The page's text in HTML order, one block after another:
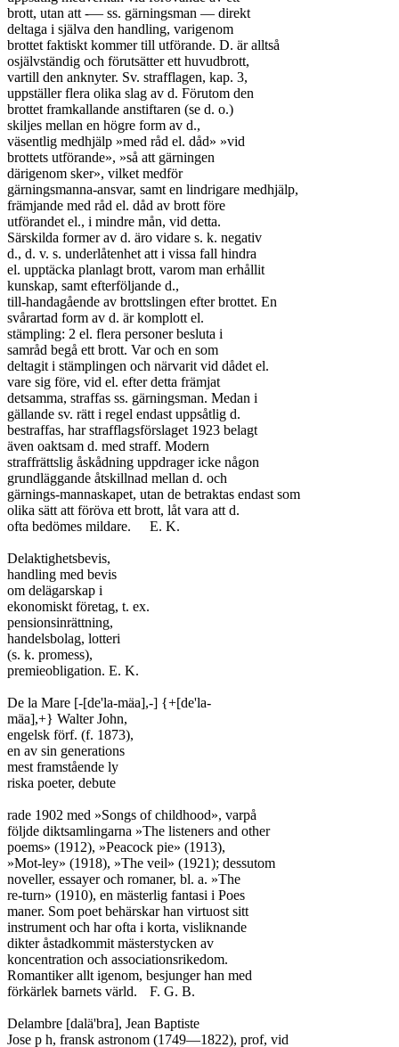
brott, utan att -— ss. gärningsman — direkt
deltaga i själva den handling, varigenom
brottet faktiskt kommer till utförande. D. är alltså
osjälvständig och förutsätter ett huvudbrott,
vartill den anknyter. Sv. strafflagen, kap. 3,
uppställer flera olika slag av d. Förutom den
brottet framkallande anstiftaren (se d. o.)
skiljes mellan en högre form av d.,
väsentlig medhjälp »med råd el. dåd» »vid
brottets utförande», »så att gärningen
därigenom sker», vilket medför
gärningsmanna-ansvar, samt en lindrigare medhjälp,
främjande med råd el. dåd av brott före
utförandet el., i mindre mån, vid detta.
Särskilda former av d. äro vidare s. k. negativ
d., d. v. s. underlåtenhet att i vissa fall hindra
el. upptäcka planlagt brott, varom man erhållit
kunskap, samt efterföljande d.,
till-handagående av brottslingen efter brottet. En
svårartad form av d. är komplott el.
stämpling: 2 el. flera personer besluta i
samråd begå ett brott. Var och en som
deltagit i stämplingen och närvarit vid dådet el.
vare sig före, vid el. efter detta främjat
detsamma, straffas ss. gärningsman. Medan i
gällande sv. rätt i regel endast uppsåtlig d.
bestraffas, har strafflagsförslaget 1923 belagt
även oaktsam d. med straff. Modern
straffrättslig åskådning uppdrager icke någon
grundläggande åtskillnad mellan d. och
gärnings-mannaskapet, utan de betraktas endast som
olika sätt att föröva ett brott, låt vara att d.
ofta bedömes mildare.	E. K.
Delaktighetsbevis,
handling med bevis
om delägarskap i
ekonomiskt företag, t. ex.
pensionsinrättning,
handelsbolag, lotteri
(s. k. promess),
premieobligation. E. K.
De la Mare [-[de'la-mäa],-] {+[de'la-
mäa],+} Walter John,
engelsk förf. (f. 1873),
en av sin generations
mest framstående ly
riska poeter, debute
rade 1902 med »Songs of childhood», varpå
följde diktsamlingarna »The listeners and other
poems» (1912), »Peacock pie» (1913),
»Mot-ley» (1918), »The veil» (1921); dessutom
noveller, essayer och romaner, bl. a. »The
re-turn» (1910), en mästerlig fantasi i Poes
maner. Som poet behärskar han virtuost sitt
instrument och har ofta i korta, visliknande
dikter åstadkommit mästerstycken av
koncentration och associationsrikedom.
Romantiker allt igenom, besjunger han med
förkärlek barnets värld.	F. G. B.
Delambre [dalä'bra], Jean Baptiste
Jose p h, fransk astronom (1749—1822), prof, vid